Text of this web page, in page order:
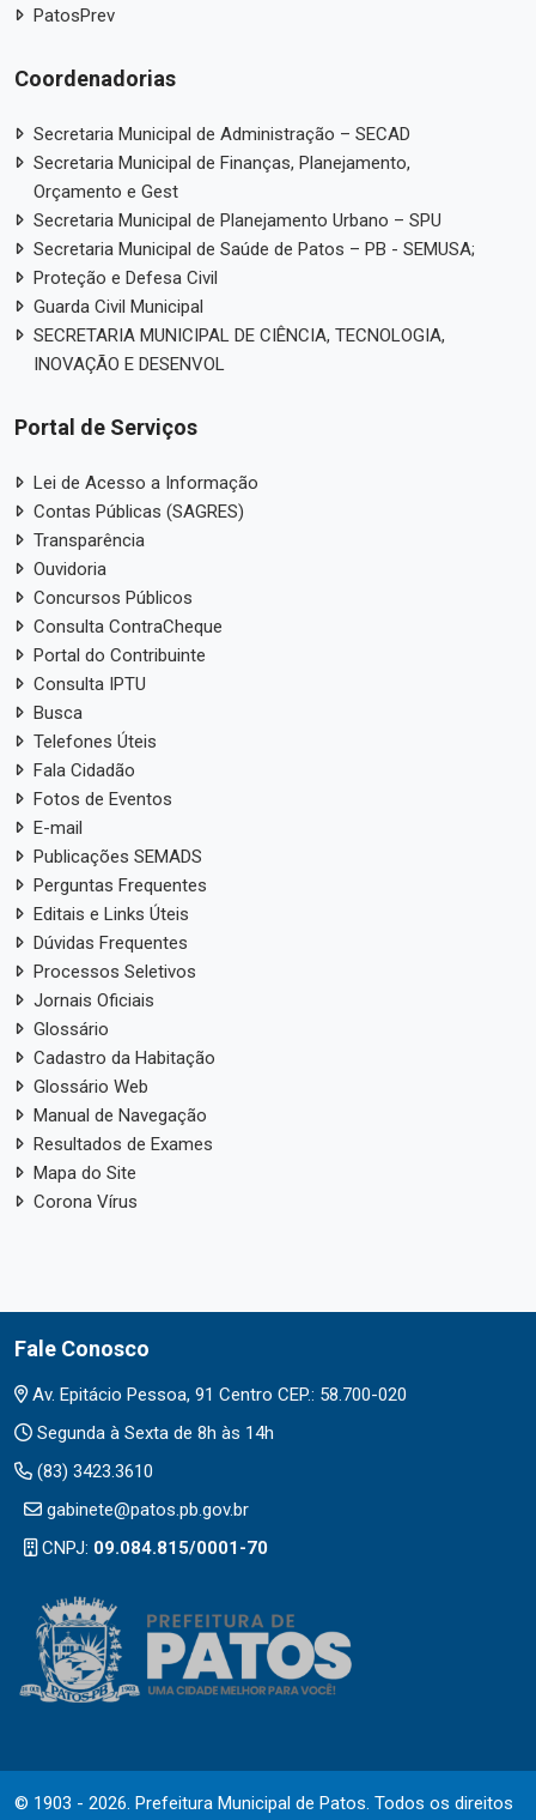
PatosPrev
Coordenadorias
Secretaria Municipal de Administração – SECAD
Secretaria Municipal de Finanças, Planejamento,
Orçamento e Gest
Secretaria Municipal de Planejamento Urbano – SPU
Secretaria Municipal de Saúde de Patos – PB - SEMUSA;
Proteção e Defesa Civil
Guarda Civil Municipal
SECRETARIA MUNICIPAL DE CIÊNCIA, TECNOLOGIA,
INOVAÇÃO E DESENVOL
Portal de Serviços
Lei de Acesso a Informação
Contas Públicas (SAGRES)
Transparência
Ouvidoria
Concursos Públicos
Consulta ContraCheque
Portal do Contribuinte
Consulta IPTU
Busca
Telefones Úteis
Fala Cidadão
Fotos de Eventos
E-mail
Publicações SEMADS
Perguntas Frequentes
Editais e Links Úteis
Dúvidas Frequentes
Processos Seletivos
Jornais Oficiais
Glossário
Cadastro da Habitação
Glossário Web
Manual de Navegação
Resultados de Exames
Mapa do Site
Corona Vírus
Fale Conosco
Av. Epitácio Pessoa, 91 Centro CEP.: 58.700-020
Segunda à Sexta de 8h às 14h
(83) 3423.3610
gabinete@patos.pb.gov.br
CNPJ: 09.084.815/0001-70
© 1903 - 2026. Prefeitura Municipal de Patos. Todos os direitos